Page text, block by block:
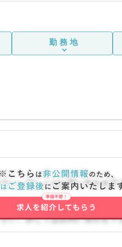
勤務地
さい。詳しくはお問い合わせ下
さい。詳しくはお問い合わせ下